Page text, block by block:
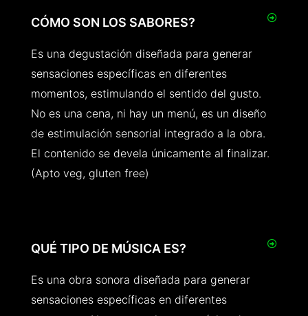
CÓMO SON LOS SABORES?
Es una degustación diseñada para generar
sensaciones específicas en diferentes
momentos, estimulando el sentido del gusto.
No es una cena, ni hay un menú, es un diseño
de estimulación sensorial integrado a la obra.
El contenido se devela únicamente al finalizar.
(Apto veg, gluten free)
QUÉ TIPO DE MÚSICA ES?
Es una obra sonora diseñada para generar
sensaciones específicas en diferentes